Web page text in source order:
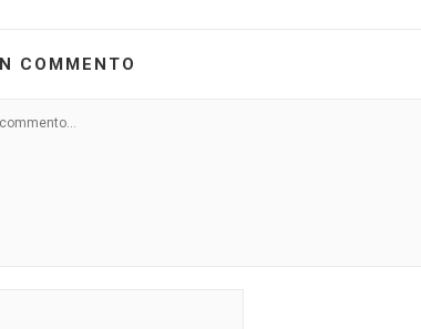
COMMENTO